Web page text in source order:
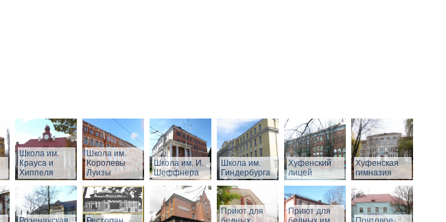
Школа им.
Крауса и
Хиппеля
Школа им.
Королевы
Луизы
Школа им. И.
Шеффнера
Школа им.
Гиндербурга
Хуфенский
лицей
Хуфенская
гимназия
Приют для
Приют для